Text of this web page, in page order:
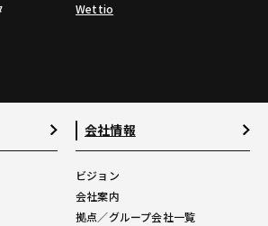
Wettio
会社情報
ビジョン
会社案内
拠点／グループ会社一覧